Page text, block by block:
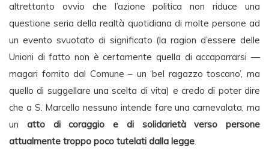
altrettanto ovvio che l’azione politica non riduce una
questione seria della realtà quotidiana di molte persone ad
un evento svuotato di significato (la ragion d’essere delle
Unioni di fatto non è certamente quella di accaparrarsi —
magari fornito dal Comune – un ‘bel ragazzo toscano’, ma
quello di suggellare una scelta di vita) e credo di poter dire
che a S. Marcello nessuno intende fare una carnevalata, ma
un atto di coraggio e di solidarietà verso persone
attualmente troppo poco tutelati dalla legge.